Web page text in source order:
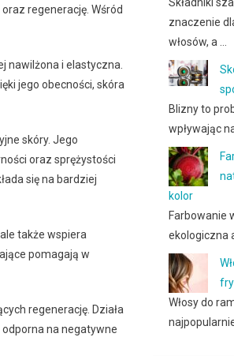
regenerację. Wśród
nawilżona i elastyczna.
jego obecności, skóra
skóry. Jego
oraz sprężystości
się na bardziej
także wspiera
pomagają w
regenerację. Działa
odporna na negatywne
znaczenie
włosów, a …
Blizny to
wpływając na
kolor
Farbowanie
ekologiczna
Włosy do